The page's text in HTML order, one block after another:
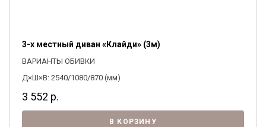
3-х местный диван «Клайди» (3м)
ВАРИАНТЫ ОБИВКИ
Д×Ш×В: 2540/1080/870 (мм)
3 552 р.
В КОРЗИНУ